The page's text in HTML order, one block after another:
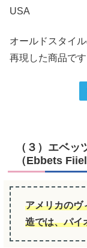
USA
オールドスタイ
再現した商品です
（３）エベ
（Ebbets
アメリカのヴ
造では、パイ